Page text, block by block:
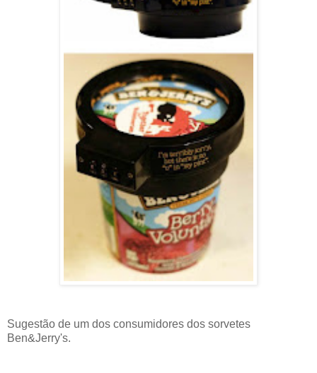
Sugestão de um dos consumidores dos sorvetes
Ben&Jerry's.